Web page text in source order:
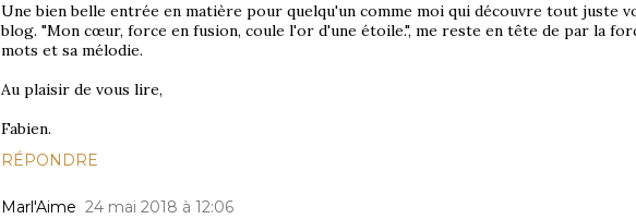
Une bien belle entrée en matière pour quelqu'un comme moi qui découvre tout juste
blog. "Mon cœur, force en fusion, coule l'or d'une étoile.", me reste en tête de par la
mots et sa mélodie.
Au plaisir de vous lire,
Fabien.
RÉPONDRE
Marl'Aime 24 mai 2018 à 12:06